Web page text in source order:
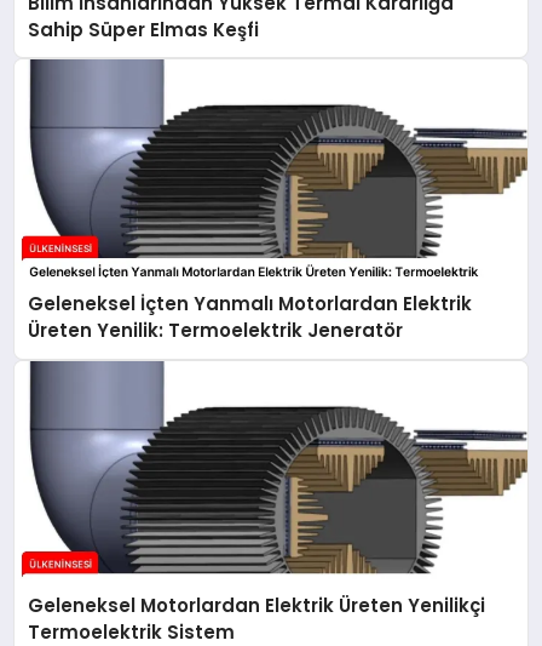
Sahip Süper Elmas Keşfi
Geleneksel İçten Yanmalı Motorlardan Elektrik
Üreten Yenilik: Termoelektrik Jeneratör
Geleneksel Motorlardan Elektrik Üreten Yenilikçi
Termoelektrik Sistem